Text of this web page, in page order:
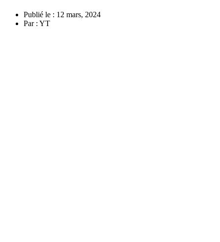
Publié le : 12 mars, 2024
Par : YT